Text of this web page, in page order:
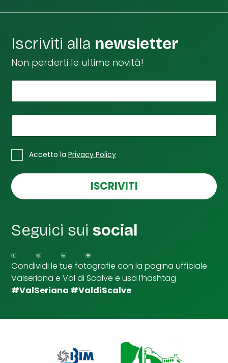
Iscriviti alla newsletter
Non perderti le ultime novità!
t
u
d
C
a
e
l
i
p
u
n
t
a
* Accetto la Privacy Policy
ISCRIVITI
Seguici suisocial
Condividi le tue fotografie con la pagina ufficiale
Valseriana e Val di Scalve e usa l’hashtag
#ValSeriana #ValdiScalve